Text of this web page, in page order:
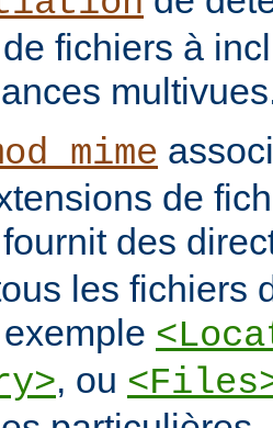
fichiers à
de
fournit des
les fichiers
, ou